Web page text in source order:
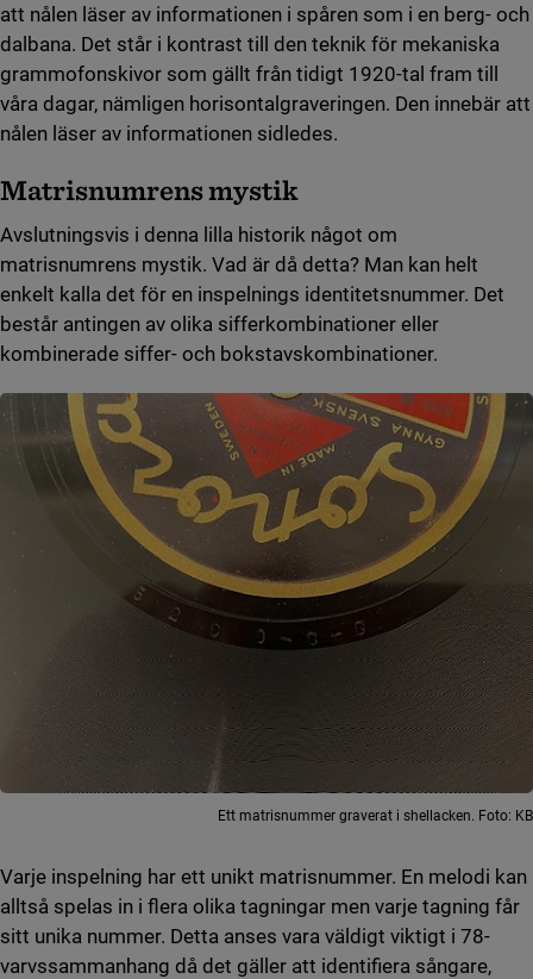
att nålen läser av informationen i spåren som i en berg- och
dalbana. Det står i kontrast till den teknik för mekaniska
grammofonskivor som gällt från tidigt 1920-tal fram till
våra dagar, nämligen horisontalgraveringen. Den innebär att
nålen läser av informationen sidledes.
Matrisnumrens mystik
Avslutningsvis i denna lilla historik något om
matrisnumrens mystik. Vad är då detta? Man kan helt
enkelt kalla det för en inspelnings identitetsnummer. Det
består antingen av olika sifferkombinationer eller
kombinerade siffer- och bokstavskombinationer.
Ett matrisnummer graverat i shellacken. Foto: KB
Varje inspelning har ett unikt matrisnummer. En melodi kan
alltså spelas in i flera olika tagningar men varje tagning får
sitt unika nummer. Detta anses vara väldigt viktigt i 78-
varvssammanhang då det gäller att identifiera sångare,